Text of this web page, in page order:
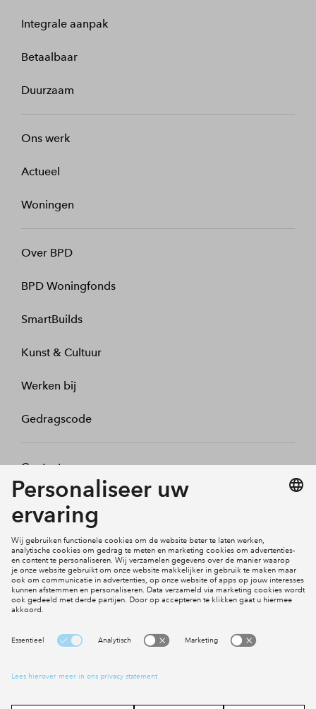
Integrale aanpak
Betaalbaar
Duurzaam
Ons werk
Actueel
Woningen
Over BPD
BPD Woningfonds
SmartBuilds
Kunst & Cultuur
Werken bij
Gedragscode
Contact
Mijn profiel
Social Media
Cookies